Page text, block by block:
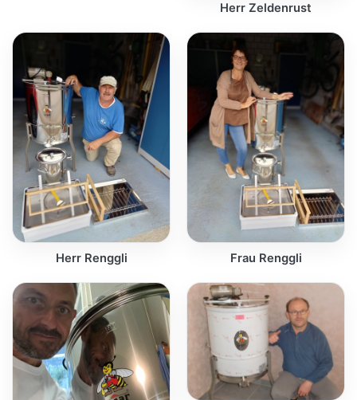
Herr Zeldenrust
Herr Renggli Frau Renggli